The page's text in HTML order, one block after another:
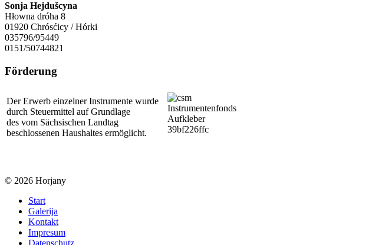
Sonja Hejdušcyna
Hłowna dróha 8
01920 Chrósćicy / Hórki
035796/95449
0151/50744821
Förderung
Der Erwerb einzelner Instrumente wurde
durch Steuermittel auf Grundlage
des vom Sächsischen Landtag
beschlossenen Haushaltes ermöglicht.
© 2026 Horjany
Start
Galerija
Kontakt
Impresum
Datenschutz